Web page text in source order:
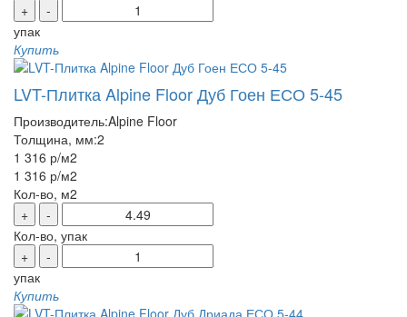
+
-
упак
Купить
LVT-Плитка Alpine Floor Дуб Гоен ЕСО 5-45
Производитель:Alpine Floor
Толщина, мм:2
1 316 р/м2
1 316 р/м2
Кол-во, м2
+
-
Кол-во, упак
+
-
упак
Купить